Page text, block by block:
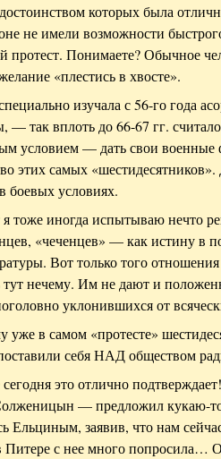
которых была
не имели возможности
протест. Понимаете? Обычное
«плестись в хвосте».
изучала с 56-го года
— так вплоть до 66-67 гг.
условием — дать свои
этих самых
боевых условиях.
тоже иногда испытываю нечто
«чеченцев» — как истину в
Вот только того
тут нечему. Им не дают и
уклонившихся от
уже в самом «протесте»
себя НАД обществом
это отлично
— предложил кукаю-
Ельциным, заявив, что нам
Питере с нее много